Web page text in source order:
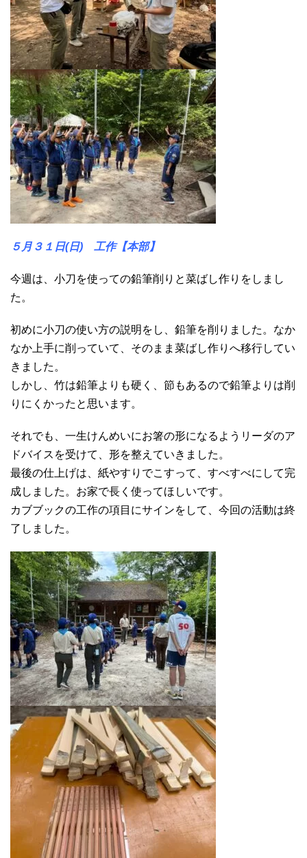
５月３１日(日) 工作【本部】
今週は、小刀を使っての鉛筆削りと菜ばし作りをしまし
た。
初めに小刀の使い方の説明をし、鉛筆を削りました。なか
なか上手に削っていて、そのまま菜ばし作りへ移行してい
きました。
しかし、竹は鉛筆よりも硬く、節もあるので鉛筆よりは削
りにくかったと思います。
それでも、一生けんめいにお箸の形になるようリーダのア
ドバイスを受けて、形を整えていきました。
最後の仕上げは、紙やすりでこすって、すべすべにして完
成しました。お家で長く使ってほしいです。
カブブックの工作の項目にサインをして、今回の活動は終
了しました。